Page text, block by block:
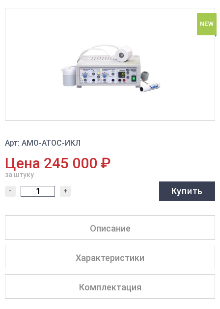
NEW
Арт: АМО-АТОС-ИКЛ
Цена 245 000 ₽
за штуку
- + Купить
Описание
Характеристики
Комплектация